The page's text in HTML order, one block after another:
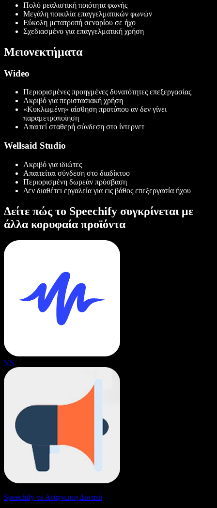
Πολύ ρεαλιστική ποιότητα φωνής
Μεγάλη ποικιλία επαγγελματικών φωνών
Εύκολη μετατροπή σεναρίου σε ήχο
Σχεδιασμένο για επαγγελματική χρήση
Μειονεκτήματα
Wideo
Περιορισμένες προηγμένες δυνατότητες επεξεργασίας
Ακριβό για περιστασιακή χρήση
«Κυκλωμένη» αίσθηση προτύπου αν δεν γίνει
παραμετροποίηση
Απαιτεί σταθερή σύνδεση στο ίντερνετ
Wellsaid Studio
Ακριβό για ιδιώτες
Απαιτείται σύνδεση στο διαδίκτυο
Περιορισμένη δωρεάν πρόσβαση
Δεν διαθέτει εργαλεία για εις βάθος επεξεργασία ήχου
Δείτε πώς το Speechify συγκρίνεται με
άλλα κορυφαία προϊόντα
VS
Speechify vs Ανάγνωση Δυνατά